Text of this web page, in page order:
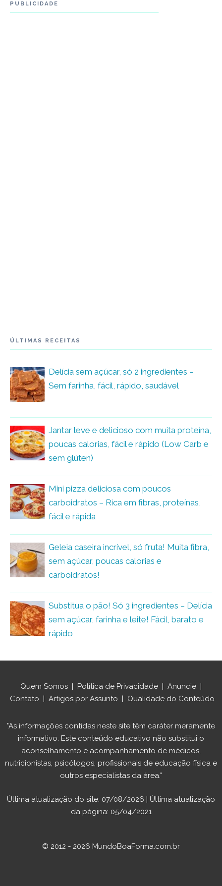
PUBLICIDADE
ÚLTIMAS RECEITAS
Delícia sem açúcar, só 2 ingredientes –
Sem farinha, fácil, rápido, saudável
Jantar leve e delicioso com muita proteína,
poucas calorias, fácil e rápido (Low Carb e
sem glúten)
Mini pizza deliciosa com poucos
carboidratos – Rica em fibras, proteínas,
fácil e rápida
Geleia caseira incrível, só fruta! Muita fibra,
sem açúcar, poucas calorias e
carboidratos!
Substitua o pão! Só 3 ingredientes – Delícia
sem açúcar, farinha e leite! Fácil, barato e
rápido
Quem Somos Política de Privacidade Anuncie
Contato
Artigos por Assunto Qualidade do Conteúdo
"As informações contidas neste site têm caráter meramente
informativo. Este conteúdo educativo não substitui o
aconselhamento e acompanhamento de médicos,
nutricionistas, psicólogos, profissionais de educação física e
outros especialistas da área."
Última atualização do site: 07/08/2026 | Última atualização
da página: 05/04/2021
© 2012 - 2026 MundoBoaForma.com.br